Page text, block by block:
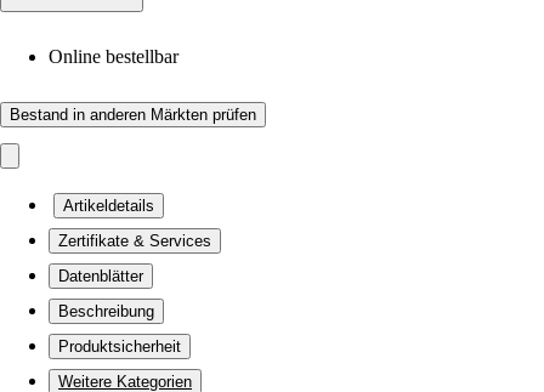
Online bestellbar
Bestand in anderen Märkten prüfen
Artikeldetails
Zertifikate & Services
Datenblätter
Beschreibung
Produktsicherheit
Weitere Kategorien